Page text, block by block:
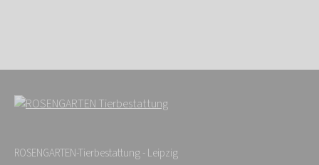
ROSENGARTEN-Tierbestattung - Leipzig